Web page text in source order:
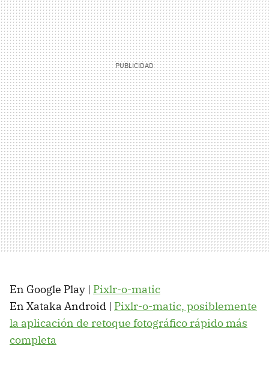
En Google Play | Pixlr-o-matic
En Xataka Android | Pixlr-o-matic, posiblemente
la aplicación de retoque fotográfico rápido más
completa